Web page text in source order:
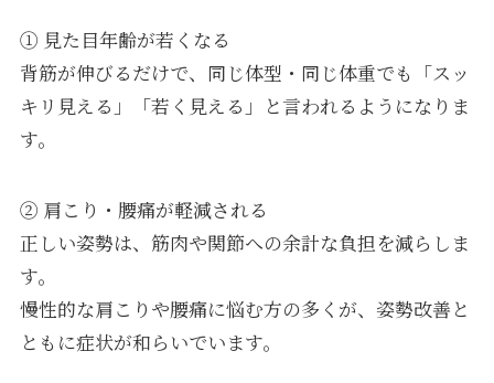
① 見た目年齢が若くなる
背筋が伸びるだけで、同じ体型・同じ体重でも「スッ
キリ見える」「若く見える」と言われるようになりま
す。
② 肩こり・腰痛が軽減される
正しい姿勢は、筋肉や関節への余計な負担を減らしま
す。
慢性的な肩こりや腰痛に悩む方の多くが、姿勢改善と
ともに症状が和らいでいます。